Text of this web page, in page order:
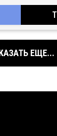
ЕЩЕ...